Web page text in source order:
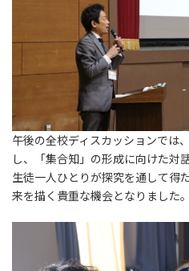
午後の全校ディスカッションでは
し、「集合知」の形成に向けた対
生徒一人ひとりが探究を通して得
来を描く貴重な機会となりました。